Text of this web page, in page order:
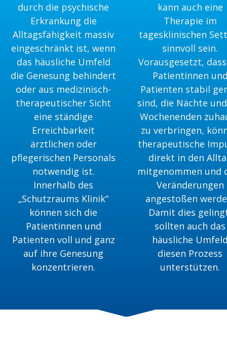
durch die psychische
Erkrankung die
Alltagsfähigkeit massiv
eingeschränkt ist, wenn
das häusliche Umfeld
die Genesung behindert
oder aus medizinisch-
therapeutischer Sicht
eine ständige
Erreichbarkeit
ärztlichen oder
pflegerischen Personals
notwendig ist.
Innerhalb des
„Schutzraums Klinik“
können sich die
Patientinnen und
Patienten voll und ganz
auf ihre Genesung
konzentrieren.
kann auch eine
Therapie im
tagesklinischen
sinnvoll sein.
Vorausgesetzt,
Patientinnen
Patienten stabil
sind, die Nächte
Wochenenden
zu verbringen,
therapeutische
direkt in den
mitgenommen und
Veränderungen
angestoßen
Damit dies
sollten auch das
häusliche
diesen Prozess
unterstützen.